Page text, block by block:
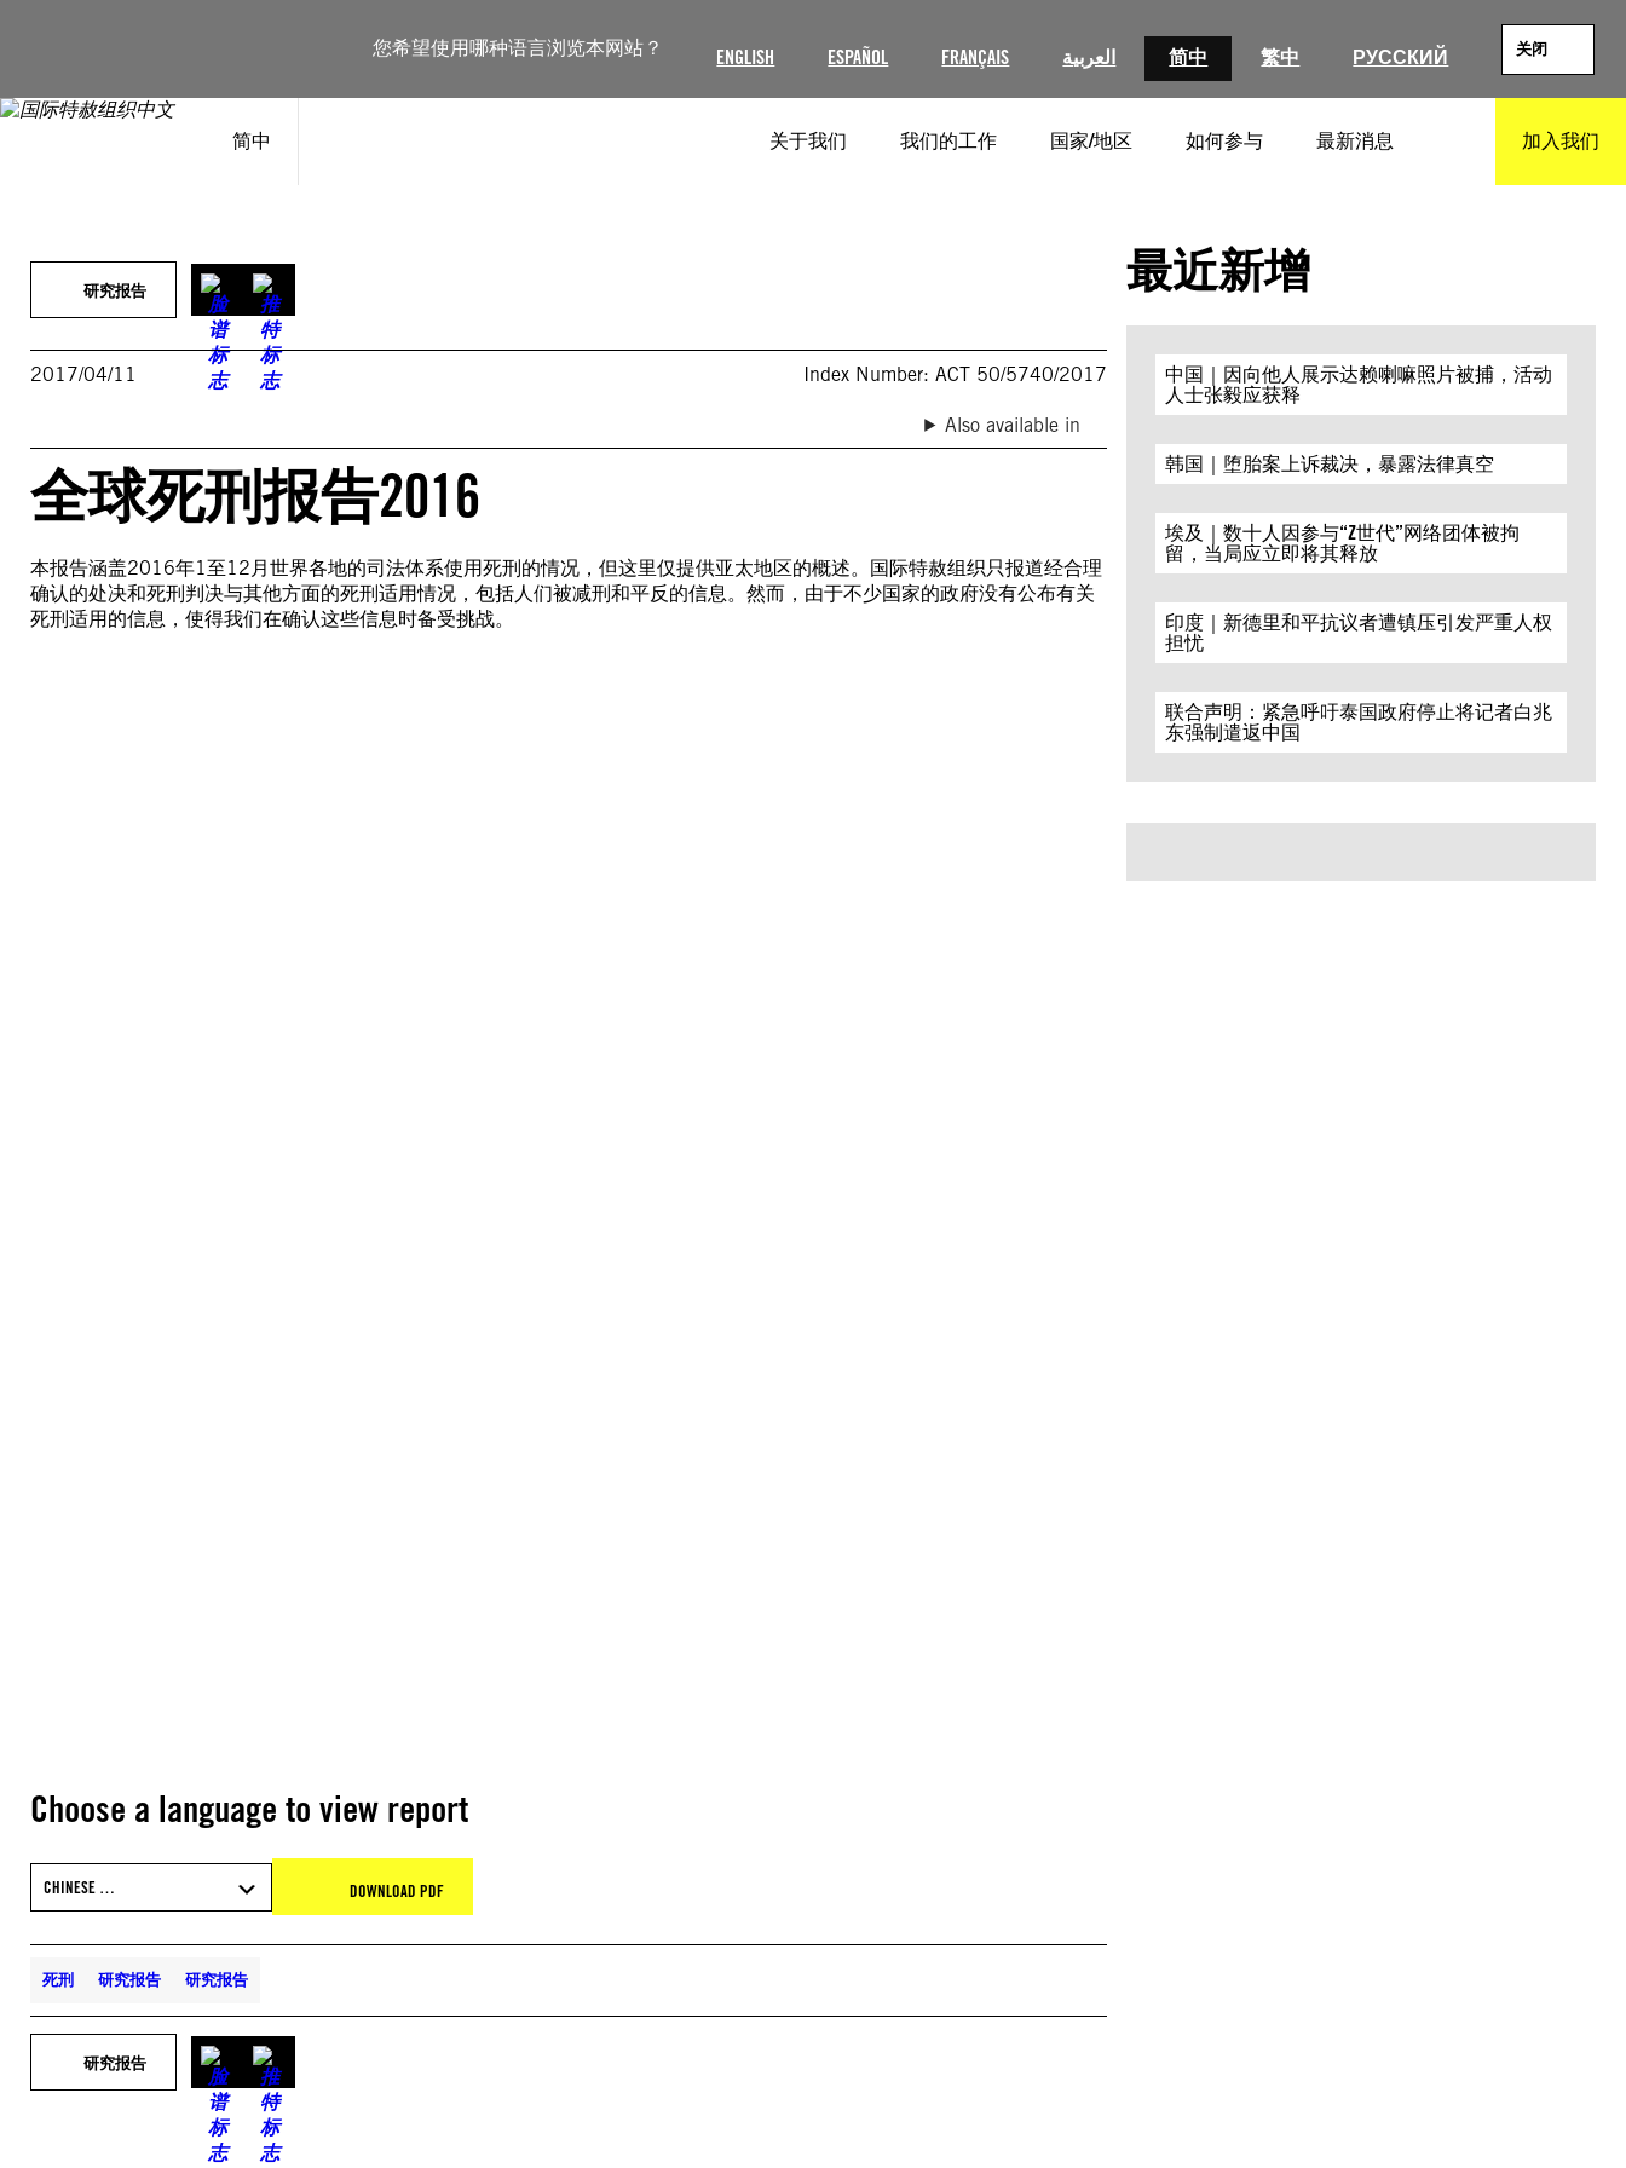
您希望使用哪种语言浏览本网站？ ENGLISH ESPAÑOL FRANÇAIS العربية 简中 繁中 РУССКИЙ 关闭
简中 关于我们 我们的工作 国家/地区 如何参与 最新消息 加入我们
研究报告
2017/04/11 Index Number: ACT 50/5740/2017
Also available in
全球死刑报告2016
本报告涵盖2016年1至12月世界各地的司法体系使用死刑的情况，但这里仅提供亚太地区的概述。国际特赦组织只报道经合理
确认的处决和死刑判决与其他方面的死刑适用情况，包括人们被减刑和平反的信息。然而，由于不少国家的政府没有公布有关
死刑适用的信息，使得我们在确认这些信息时备受挑战。
Choose a language to view report
CHINESE … DOWNLOAD PDF
死刑 研究报告 研究报告
研究报告
最近新增
中国｜因向他人展示达赖喇嘛照片被捕，活动
人士张毅应获释
韩国｜堕胎案上诉裁决，暴露法律真空
埃及｜数十人因参与“Z世代”网络团体被拘
留，当局应立即将其释放
印度｜新德里和平抗议者遭镇压引发严重人权
担忧
联合声明：紧急呼吁泰国政府停止将记者白兆
东强制遣返中国